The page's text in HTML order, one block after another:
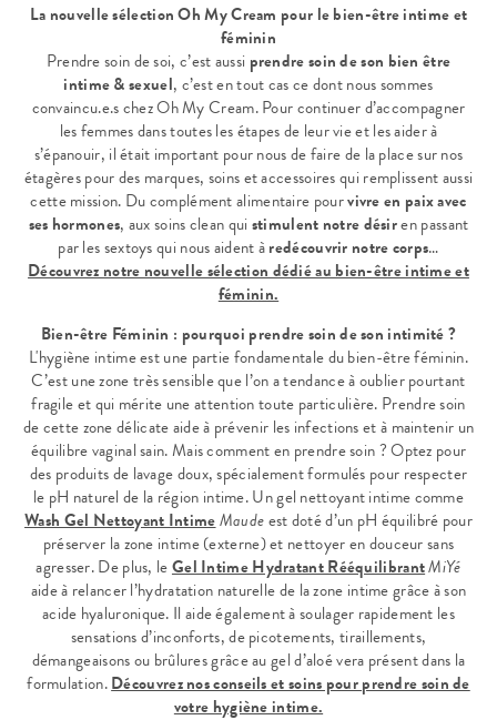
La nouvelle sélection Oh My Cream pour le bien-être intime et
féminin
Prendre soin de soi, c’est aussi prendre soin de son bien être
intime & sexuel, c’est en tout cas ce dont nous sommes
convaincu.e.s chez Oh My Cream. Pour continuer d’accompagner
les femmes dans toutes les étapes de leur vie et les aider à
s’épanouir, il était important pour nous de faire de la place sur nos
étagères pour des marques, soins et accessoires qui remplissent aussi
cette mission. Du complément alimentaire pourvivre en paix avec
ses hormones, aux soins clean qui stimulent notre désiren passant
par les sextoys qui nous aident àredécouvrir notre corps…
Découvrez notre nouvelle sélection dédié au bien-être intime et
féminin.
Bien-être Féminin : pourquoi prendre soin de son intimité ?
L'hygiène intime est une partie fondamentale du bien-être féminin.
C’est une zone très sensible que l’on a tendance à oublier pourtant
fragile et qui mérite une attention toute particulière. Prendre soin
de cette zone délicate aide à prévenir les infections et à maintenir un
équilibre vaginal sain. Mais comment en prendre soin ? Optez pour
des produits de lavage doux, spécialement formulés pour respecter
le pH naturel de la région intime. Un gel nettoyant intime comme
Wash Gel Nettoyant IntimeMaudeest doté d’un pH équilibré pour
préserver la zone intime (externe) et nettoyer en douceur sans
agresser. De plus, leGel Intime Hydratant RééquilibrantMiYé
aide à relancer l’hydratation naturelle de la zone intime grâce à son
acide hyaluronique. Il aide également à soulager rapidement les
sensations d’inconforts, de picotements, tiraillements,
démangeaisons ou brûlures grâce au gel d’aloé vera présent dans la
formulation.Découvrez nos conseils et soins pour prendre soin de
votre hygiène intime.